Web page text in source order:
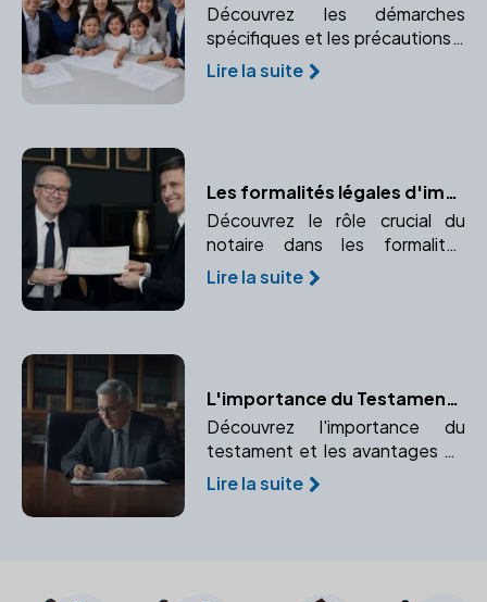
Découvrez les démarches
spécifiques et les précautions à
prendre pour une adoption à
l'étranger. Comprendre le rôle
Lire la suite
Les formalités légales d'immatriculation avec un notaire
Découvrez le rôle crucial du
notaire dans les formalités
d'immatriculation de votre
entreprise. Apprenez comment
Lire la suite
L'importance du Testament et les Avantages de le Rédiger avec un Notaire
Découvrez l'importance du
testament et les avantages de
le rédiger avec un notaire pour
éviter les litiges.
Lire la suite